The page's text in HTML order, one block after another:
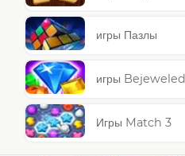
игры Пазлы
игры Bejeweled
Игры Match 3